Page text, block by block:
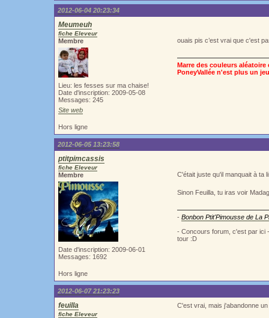
2012-06-04 20:23:34
Meumeuh
fiche Eleveur
Membre
Lieu: les fesses sur ma chaise!
Date d'inscription: 2009-05-08
Messages: 245
Site web
ouais pis c’est vrai que c'est
Marre des couleurs
PoneyVallée n'est plus un
Hors ligne
2012-06-05 13:23:58
ptitpimcassis
fiche Eleveur
Membre
Date d'inscription: 2009-06-01
Messages: 1692
C'était juste qu'il manquait à ta
Sinon Feuilla, tu iras voir
- Bonbon Ptit'Pimousse de La
- Concours forum, c'est par ici
tour :D
Hors ligne
2012-06-07 21:23:23
feuilla
fiche Eleveur
C'est vrai, mais j'abandonne